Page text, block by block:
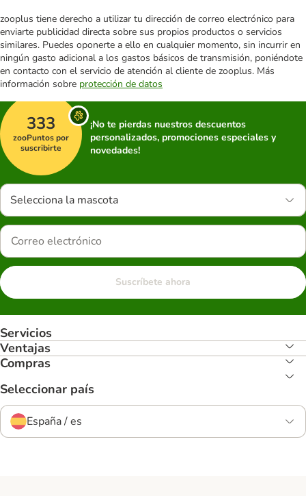
zooplus tiene derecho a utilizar tu dirección de correo electrónico para
enviarte publicidad directa sobre sus propios productos o servicios
similares. Puedes oponerte a ello en cualquier momento, sin incurrir en
ningún gasto adicional a los gastos básicos de transmisión, poniéndote
en contacto con el servicio de atención al cliente de zooplus. Más
información sobre protección de datos
333
zooPuntos por
suscribirte
¡No te pierdas nuestros descuentos
personalizados, promociones especiales y
novedades!
Selecciona la mascota
Suscríbete ahora
Servicios
Ventajas
Compras
Seleccionar país
España / es